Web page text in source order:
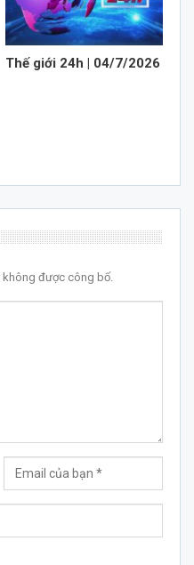
Thế giới 24h | 04/7/2026
được công bố.